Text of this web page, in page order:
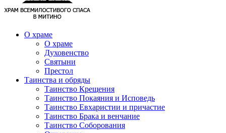
О храме
О храме
Духовенство
Святыни
Престол
Таинства и обряды
Таинство Крещения
Таинство Покаяния и Исповедь
Таинство Евхаристии и причастие
Таинство Брака и венчание
Таинство Соборования